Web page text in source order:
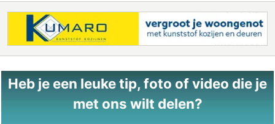
Heb je een leuke tip, foto of video die je
met ons wilt delen?